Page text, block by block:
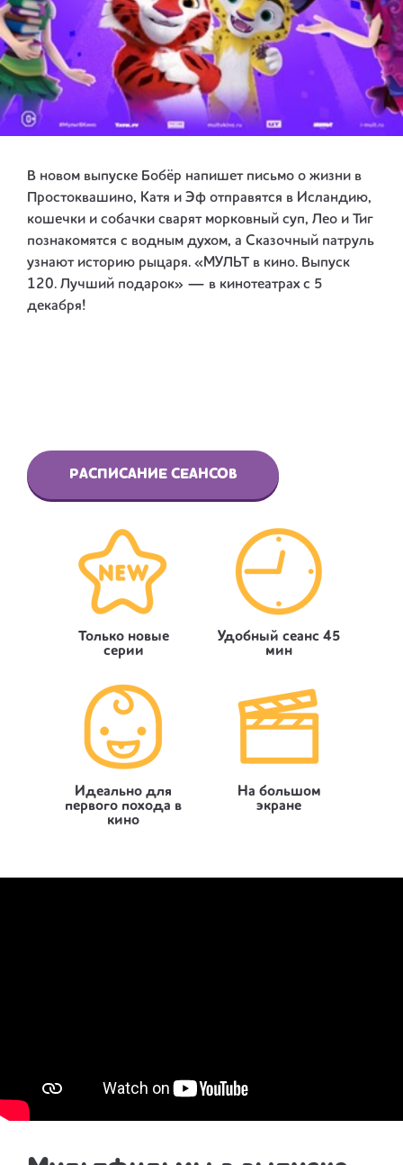
В новом выпуске Бобёр напишет письмо о жизни в
Простоквашино, Катя и Эф отправятся в Исландию,
кошечки и собачки сварят морковный суп, Лео и Тиг
познакомятся с водным духом, а Сказочный патруль
узнают историю рыцаря. «МУЛЬТ в кино. Выпуск
120. Лучший подарок» — в кинотеатрах с 5
декабря!
РАСПИСАНИЕ СЕАНСОВ
Только новые
серии
Удобный сеанс 45
мин
Идеально для
первого похода в
кино
На большом
экране